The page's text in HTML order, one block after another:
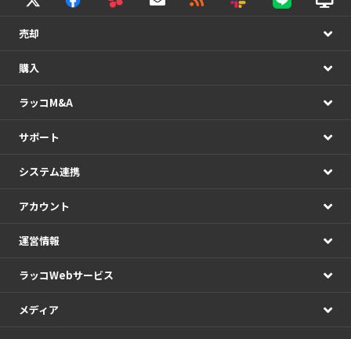
売却
購入
ラッコM&A
サポート
システム連携
アカウント
運営情報
ラッコWebサービス
メディア